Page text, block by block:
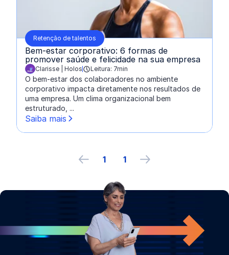
Retenção de talentos
Bem-estar corporativo: 6 formas de
promover saúde e felicidade na sua empresa
escrito por:
Clarisse | Holos Leitura: 7min
O bem-estar dos colaboradores no ambiente
corporativo impacta diretamente nos resultados de
uma empresa. Um clima organizacional bem
estruturado, ...
Saiba mais
Página anterior
1 1 próxima página